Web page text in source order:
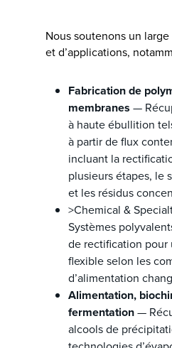
Nous soutenons un
et d’applications,
Fabrication de
membranes —
à haute ébullition
à partir de flux
incluant la
plusieurs étapes, le
et les résidus
>Chemical &
Systèmes
de rectification
flexible selon les
d’alimentation
Alimentation,
fermentation—
alcools de